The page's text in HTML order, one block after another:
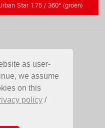
as user-
we assume
on this
policy /
Star 1.75 / 360° (groen)